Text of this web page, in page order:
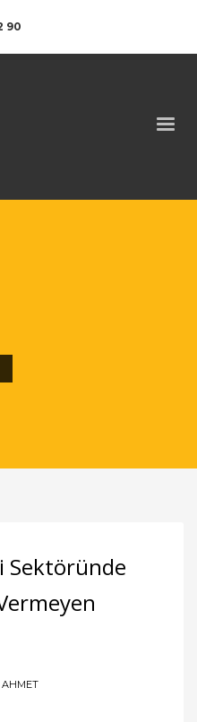
90
Sektöründe
AHMET